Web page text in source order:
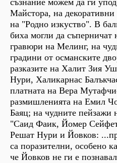
Майстора, на декоративни
на "Родно изкуство". В
биха могли да съперничат
гравюри на Мелинг, на
градини от османските
разказите на Халит Зия
Нури, Халикарнас
платната на Вера
размишленията на Емил
Баяц; на чудните пейзажи
"Саид Фаик, Йомер
Решат Нури и Йовков:
са поразителни, особено
че Йовков не ги е